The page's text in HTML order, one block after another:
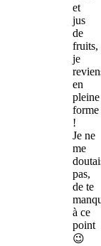
et
jus
de
fruits,
je
en
pleine
forme
!
Je ne
me
pas,
de te
à ce
point
😉